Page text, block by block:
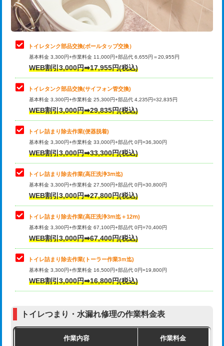
トイレタンク部品交換(ボールタップ交換）
基本料金 3,300円+作業料金 11,000円+部品代 6,655円＝20,955円
WEB割引3,000円➡17,955円(税込)
トイレタンク部品交換(サイフォン管交換)
基本料金 3,300円+作業料金 25,300円+部品代 4,235円=32,835円
WEB割引3,000円➡29,835円(税込)
トイレ詰まり除去作業(便器脱着)
基本料金 3,300円+作業料金 33,000円+部品代 0円=36,300円
WEB割引3,000円➡33,300円(税込)
トイレ詰まり除去作業(高圧洗浄3ⅿ迄)
基本料金 3,300円+作業料金 27,500円+部品代 0円=30,800円
WEB割引3,000円➡27,800円(税込)
トイレ詰まり除去作業(高圧洗浄3ⅿ迄＋12ⅿ)
基本料金 3,300円+作業料金 67,100円+部品代 0円=70,400円
WEB割引3,000円➡67,400円(税込)
トイレ詰まり除去作業(トーラー作業3ｍ迄)
基本料金 3,300円+作業料金 16,500円+部品代 0円=19,800円
WEB割引3,000円➡16,800円(税込)
トイレつまり・水漏れ修理の作業料金表
作業内容 作業料金